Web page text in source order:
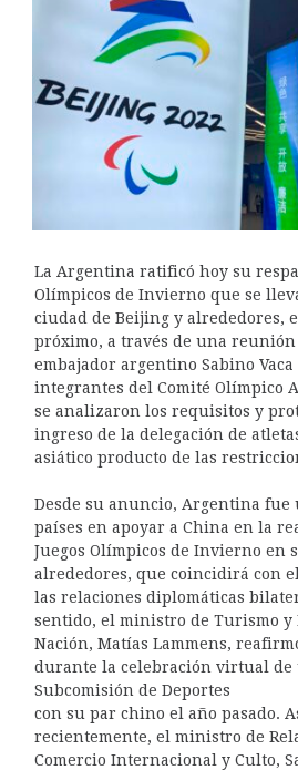
La Argentina ratificó hoy su
Olímpicos de Invierno que se
ciudad de Beijing y alrededores,
próximo, a través de una
embajador argentino Sabino Vaca
integrantes del Comité Olímpico
se analizaron los requisitos y
ingreso de la delegación de
asiático producto de las
Desde su anuncio, Argentina fue
países en apoyar a China en la
Juegos Olímpicos de Invierno en
alrededores, que coincidirá con
las relaciones diplomáticas
sentido, el ministro de Turismo y
Nación, Matías Lammens,
durante la celebración virtual de
Subcomisión de Deportes
con su par chino el año pasado.
recientemente, el ministro de
Comercio Internacional y Culto,